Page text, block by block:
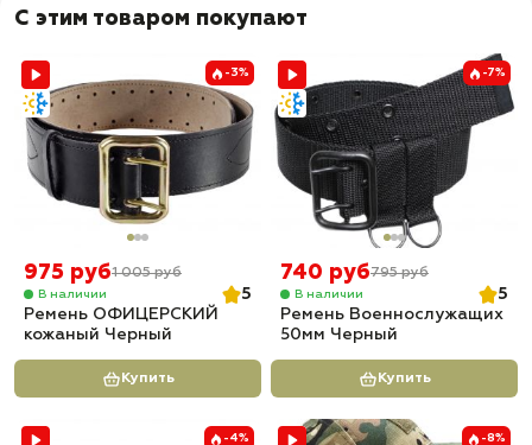
С этим товаром покупают
-3%
975 руб1 005 руб
В наличии
5
Ремень ОФИЦЕРСКИЙ
кожаный Черный
Купить
-7%
740 руб795 руб
В наличии
5
Ремень Военнослужащих
50мм Черный
Купить
-4% -8%